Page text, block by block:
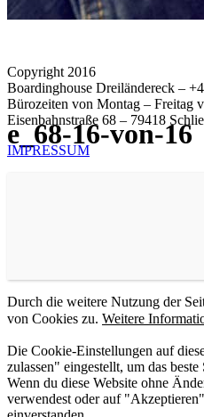
e_68-16-von-16
Copyright 2016
Boardinghouse Dreiländereck –
Bürozeiten von Montag – Freitag
Eisenbahnstraße 68 – 79418
IMPRESSUM
Durch die weitere Nutzung der
von Cookies zu. Weitere
Die Cookie-Einstellungen auf
zulassen" eingestellt, um das
Wenn du diese Website ohne
verwendest oder auf